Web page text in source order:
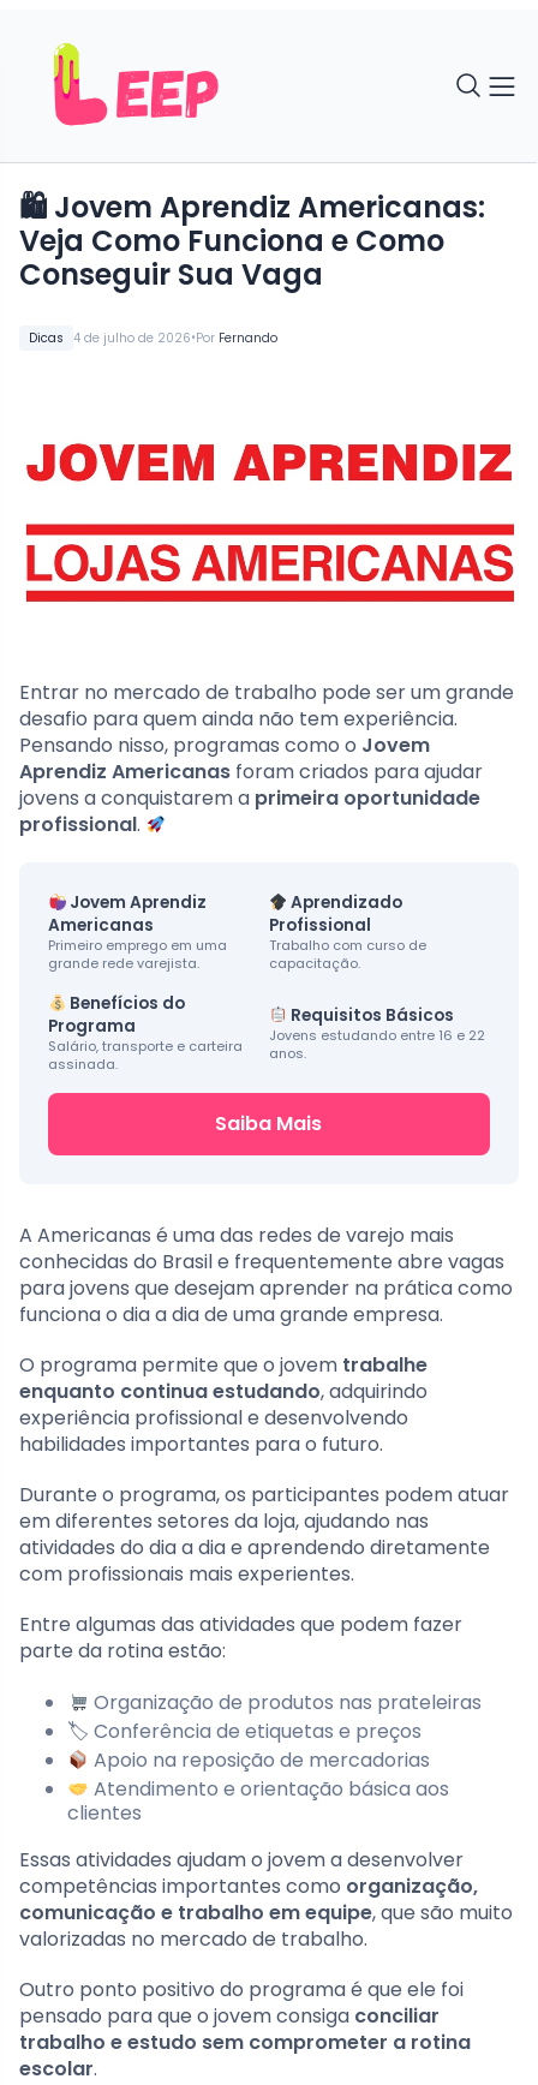
Dicas 4 de julho de 2026•Por Fernando
🛍 Jovem Aprendiz Americanas:
Veja Como Funciona e Como
Conseguir Sua Vaga
Entrar no mercado de trabalho pode ser um grande
desafio para quem ainda não tem experiência.
Pensando nisso, programas como o Jovem
Aprendiz Americanas foram criados para ajudar
jovens a conquistarem a primeira oportunidade
profissional.
Jovem Aprendiz
Americanas
Primeiro emprego em uma
grande rede varejista.
Aprendizado
Profissional
Trabalho com curso de
capacitação.
Benefícios do
Programa
Salário, transporte e carteira
assinada.
Requisitos Básicos
Jovens estudando entre 16 e 22
anos.
Saiba Mais
A Americanas é uma das redes de varejo mais
conhecidas do Brasil e frequentemente abre vagas
para jovens que desejam aprender na prática como
funciona o dia a dia de uma grande empresa.
O programa permite que o jovem trabalhe
enquanto continua estudando, adquirindo
experiência profissional e desenvolvendo
habilidades importantes para o futuro.
Durante o programa, os participantes podem atuar
em diferentes setores da loja, ajudando nas
atividades do dia a dia e aprendendo diretamente
com profissionais mais experientes.
Entre algumas das atividades que podem fazer
parte da rotina estão:
Organização de produtos nas prateleiras
🏷 Conferência de etiquetas e preços
Apoio na reposição de mercadorias
Atendimento e orientação básica aos
clientes
Essas atividades ajudam o jovem a desenvolver
competências importantes como organização,
comunicação e trabalho em equipe, que são muito
valorizadas no mercado de trabalho.
Outro ponto positivo do programa é que ele foi
pensado para que o jovem consiga conciliar
trabalho e estudo sem comprometer a rotina
escolar.